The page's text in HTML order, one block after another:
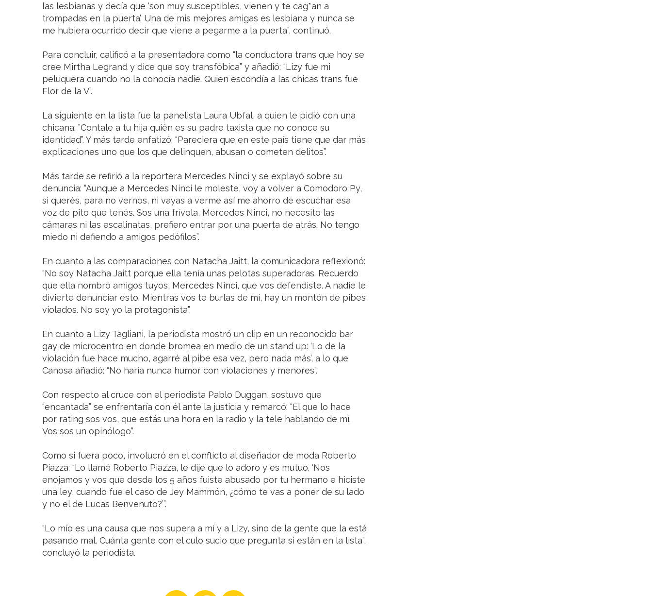
las lesbianas y decía que ‘son muy susceptibles, vienen y te cag*an a
trompadas en la puerta’. Una de mis mejores amigas es lesbiana y nunca se
me hubiera ocurrido decir que viene a pegarme a la puerta”, continuó.
Para concluir, calificó a la presentadora como “la conductora trans que hoy se
cree Mirtha Legrand y dice que soy transfóbica” y añadió: “Lizy fue mi
peluquera cuando no la conocía nadie. Quien escondía a las chicas trans fue
Flor de la V”.
La siguiente en la lista fue la panelista Laura Ubfal, a quien le pidió con una
chicana: ”Contale a tu hija quién es su padre taxista que no conoce su
identidad”. Y más tarde enfatizó: “Pareciera que en este país tiene que dar más
explicaciones uno que los que delinquen, abusan o cometen delitos”.
Más tarde se refirió a la reportera Mercedes Ninci y se explayó sobre su
denuncia: “Aunque a Mercedes Ninci le moleste, voy a volver a Comodoro Py,
si querés, para no vernos, ni vayas a verme así me ahorro de escuchar esa
voz de pito que tenés. Sos una frívola, Mercedes Ninci, no necesito las
cámaras ni las escalinatas, prefiero entrar por una puerta de atrás. No tengo
miedo ni defiendo a amigos pedófilos”.
En cuanto a las comparaciones con Natacha Jaitt, la comunicadora reflexionó:
“No soy Natacha Jaitt porque ella tenía unas pelotas superadoras. Recuerdo
que ella nombró amigos tuyos, Mercedes Ninci, que vos defendiste. A nadie le
divierte denunciar esto. Mientras vos te burlas de mí, hay un montón de pibes
violados. No soy yo la protagonista”.
En cuanto a Lizy Tagliani, la periodista mostró un clip en un reconocido bar
gay de microcentro en donde bromea en medio de un stand up: ‘Lo de la
violación fue hace mucho, agarré al pibe esa vez, pero nada más’, a lo que
Canosa añadió: “No haría nunca humor con violaciones y menores”.
Con respecto al cruce con el periodista Pablo Duggan, sostuvo que
“encantada” se enfrentaría con él ante la justicia y remarcó: “El que lo hace
por rating sos vos, que estás una hora en la radio y la tele hablando de mí.
Vos sos un opinólogo”.
Como si fuera poco, involucró en el conflicto al diseñador de moda Roberto
Piazza: “Lo llamé Roberto Piazza, le dije que lo adoro y es mutuo. ‘Nos
enojamos y vos que desde los 5 años fuiste abusado por tu hermano e hiciste
una ley, cuando fue el caso de Jey Mammón, ¿cómo te vas a poner de su lado
y no el de Lucas Benvenuto?’”.
“Lo mío es una causa que nos supera a mí y a Lizy, sino de la gente que la está
pasando mal. Cuánta gente con el culo sucio que pregunta si están en la lista”,
concluyó la periodista.